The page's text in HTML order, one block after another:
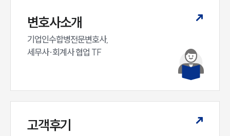
소식/자료
변호사소개
기업인수합병전문변호사,
세무사·회계사 협업 TF
고객후기